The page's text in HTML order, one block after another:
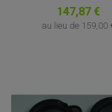
147,87 €
au lieu de 159,00